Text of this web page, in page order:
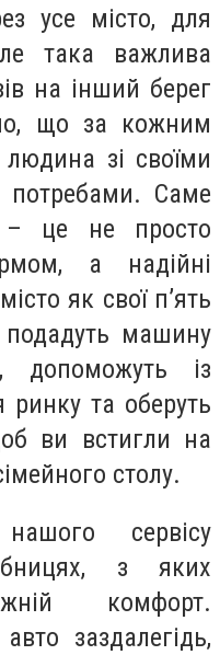
усе місто, для
така важлива
на інший берег
що за кожним
зі своїми
потребами. Саме
– це не просто
а надійні
як свої п’ять
машину
допоможуть із
та оберуть
ви встигли на
столу.
сервісу
з яких
комфорт.
заздалегідь,